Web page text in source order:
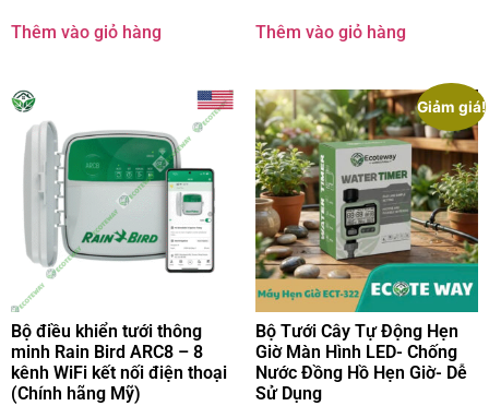
Thêm vào giỏ hàng Thêm vào giỏ hàng
Bộ điều khiển tưới thông
minh Rain Bird ARC8 – 8
kênh WiFi kết nối điện thoại
(Chính hãng Mỹ)
Giảm giá!
Bộ Tưới Cây Tự Động Hẹn
Giờ Màn Hình LED- Chống
Nước Đồng Hồ Hẹn Giờ- Dễ
Sử Dụng